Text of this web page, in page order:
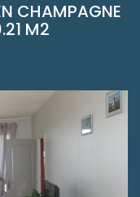
CHAMPAGNE
M2